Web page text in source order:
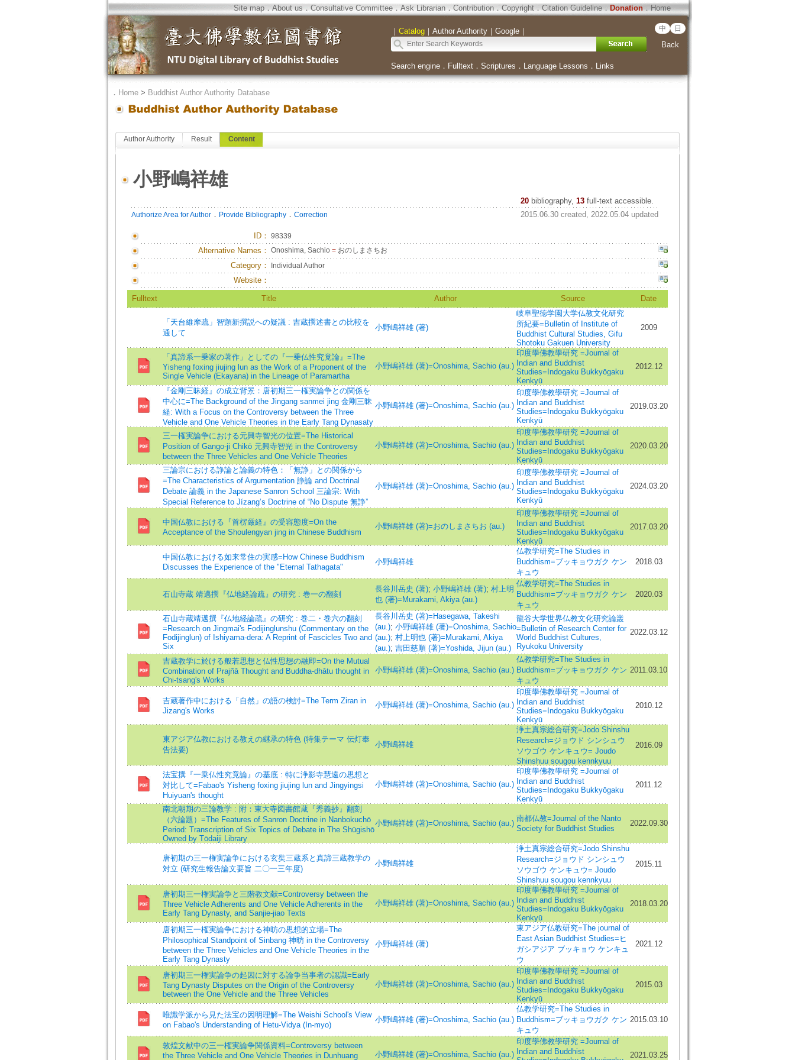
Site map．About us．Consultative Committee．Ask Librarian．Contribution．Copyright．Citation Guideline．Donation．Home
｜ Catalog｜ Author Authority｜ Google｜ 中 日
Back
Search engine． Fulltext． Scriptures ． Language Lessons ． Links
． Home> Buddhist Author Authority Database
Author Authority Result Content
小野嶋祥雄
20 bibliography, 13full-text accessible.
Authorize Area for Author． Provide Bibliography． Correction 2015.06.30 created, 2022.05.04 updated
ID： 98339
Alternative Names： Onoshima, Sachio =おのしまさちお
Category： Individual Author
Website：
Fulltext Title Author Source Date
「天台維摩疏」智顗新撰説への疑議 : 吉蔵撰述書との比較を
通して
小野嶋祥雄 (著)
岐阜聖徳学園大学仏教文化研究
所紀要=Bulletin of Institute of
Buddhist Cultural Studies, Gifu
Shotoku Gakuen University
2009
「真諦系一乗家の著作」としての『一乗仏性究竟論』=The
Yisheng foxing jiujing lun as the Work of a Proponent of the
Single Vehicle (Ekayana) in the Lineage of Paramartha
小野嶋祥雄 (著)=Onoshima, Sachio (au.)
印度學佛教學研究 =Journal of
Indian and Buddhist
Studies=Indogaku Bukkyōgaku
Kenkyū
2012.12
『金剛三昧経』の成立背景：唐初期三一権実論争との関係を
中心に=The Background of the Jingang sanmei jing 金剛三昧
経: With a Focus on the Controversy between the Three
Vehicle and One Vehicle Theories in the Early Tang Dynasaty
小野嶋祥雄 (著)=Onoshima, Sachio (au.)
印度學佛教學研究 =Journal of
Indian and Buddhist
Studies=Indogaku Bukkyōgaku
Kenkyū
2019.03.20
三一権実論争における元興寺智光の位置=The Historical
Position of Gango-ji Chikō 元興寺智光 in the Controversy
between the Three Vehicles and One Vehicle Theories
小野嶋祥雄 (著)=Onoshima, Sachio (au.)
印度學佛教學研究 =Journal of
Indian and Buddhist
Studies=Indogaku Bukkyōgaku
Kenkyū
2020.03.20
三論宗における諍論と論義の特色：「無諍」との関係から
=The Characteristics of Argumentation 諍論 and Doctrinal
Debate 論義 in the Japanese Sanron School 三論宗: With
Special Reference to Jízang’s Doctrine of “No Dispute 無諍”
小野嶋祥雄 (著)=Onoshima, Sachio (au.)
印度學佛教學研究 =Journal of
Indian and Buddhist
Studies=Indogaku Bukkyōgaku
Kenkyū
2024.03.20
中国仏教における『首楞厳経』の受容態度=On the
Acceptance of the Shoulengyan jing in Chinese Buddhism
小野嶋祥雄 (著)=おのしまさちお (au.)
印度學佛教學研究 =Journal of
Indian and Buddhist
Studies=Indogaku Bukkyōgaku
Kenkyū
2017.03.20
中国仏教における如来常住の実感=How Chinese Buddhism
Discusses the Experience of the "Eternal Tathagata"
小野嶋祥雄
仏教学研究=The Studies in
Buddhism=ブッキョウガク ケン
キュウ
2018.03
石山寺蔵 靖邁撰『仏地経論疏』の研究 : 巻一の翻刻
長谷川岳史 (著); 小野嶋祥雄 (著); 村上明
也 (著)=Murakami, Akiya (au.)
仏教学研究=The Studies in
Buddhism=ブッキョウガク ケン
キュウ
2020.03
石山寺蔵靖邁撰『仏地経論疏』の研究 : 巻二・巻六の翻刻
=Research on Jingmai's Fodijinglunshu (Commentary on the
Fodijinglun) of Ishiyama-dera: A Reprint of Fascicles Two and
Six
長谷川岳史 (著)=Hasegawa, Takeshi
(au.); 小野嶋祥雄 (著)=Onoshima, Sachio
(au.); 村上明也 (著)=Murakami, Akiya
(au.); 吉田慈順 (著)=Yoshida, Jijun (au.)
龍谷大学世界仏教文化研究論叢
=Bulletin of Research Center for
World Buddhist Cultures,
Ryukoku University
2022.03.12
吉蔵教学に於ける般若思想と仏性思想の融即=On the Mutual
Combination of Prajñā Thought and Buddha-dhātu thought in
Chi-tsang's Works
小野嶋祥雄 (著)=Onoshima, Sachio (au.)
仏教学研究=The Studies in
Buddhism=ブッキョウガク ケン
キュウ
2011.03.10
吉蔵著作中における「自然」の語の検討=The Term Ziran in
Jizang's Works
小野嶋祥雄 (著)=Onoshima, Sachio (au.)
印度學佛教學研究 =Journal of
Indian and Buddhist
Studies=Indogaku Bukkyōgaku
Kenkyū
2010.12
東アジア仏教における教えの継承の特色 (特集テーマ 伝灯奉
告法要)
小野嶋祥雄
浄土真宗総合研究=Jodo Shinshu
Research=ジョウド シンシュウ
ソウゴウ ケンキュウ= Joudo
Shinshuu sougou kennkyuu
2016.09
法宝撰『一乗仏性究竟論』の基底 : 特に浄影寺慧遠の思想と
対比して=Fabao's Yisheng foxing jiujing lun and Jingyingsi
Huiyuan's thought
小野嶋祥雄 (著)=Onoshima, Sachio (au.)
印度學佛教學研究 =Journal of
Indian and Buddhist
Studies=Indogaku Bukkyōgaku
Kenkyū
2011.12
南北朝期の三論教学 : 附：東大寺図書館葴『秀義抄』翻刻
（六論題）=The Features of Sanron Doctrine in Nanbokuchō
Period: Transcription of Six Topics of Debate in The Shūgishō
Owned by Tōdaiji Library
小野嶋祥雄 (著)=Onoshima, Sachio (au.)
南都仏教=Journal of the Nanto
Society for Buddhist Studies
2022.09.30
唐初期の三一権実論争における玄奘三蔵系と真諦三蔵教学の
対立 (研究生報告論文要旨 二〇一三年度)
小野嶋祥雄
浄土真宗総合研究=Jodo Shinshu
Research=ジョウド シンシュウ
ソウゴウ ケンキュウ= Joudo
Shinshuu sougou kennkyuu
2015.11
唐初期三一権実論争と三階教文献=Controversy between the
Three Vehicle Adherents and One Vehicle Adherents in the
Early Tang Dynasty, and Sanjie-jiao Texts
小野嶋祥雄 (著)=Onoshima, Sachio (au.)
印度學佛教學研究 =Journal of
Indian and Buddhist
Studies=Indogaku Bukkyōgaku
Kenkyū
2018.03.20
唐初期三一権実論争における神昉の思想的立場=The
Philosophical Standpoint of Sinbang 神昉 in the Controversy
between the Three Vehicles and One Vehicle Theories in the
Early Tang Dynasty
小野嶋祥雄 (著)
東アジア仏教研究=The journal of
East Asian Buddhist Studies=ヒ
ガシアジア ブッキョウ ケンキュ
ウ
2021.12
唐初期三一権実論争の起因に対する論争当事者の認識=Early
Tang Dynasty Disputes on the Origin of the Controversy
between the One Vehicle and the Three Vehicles
小野嶋祥雄 (著)=Onoshima, Sachio (au.)
印度學佛教學研究 =Journal of
Indian and Buddhist
Studies=Indogaku Bukkyōgaku
Kenkyū
2015.03
唯識学派から見た法宝の因明理解=The Weishi School's View
on Fabao's Understanding of Hetu-Vidya (In-myo)
小野嶋祥雄 (著)=Onoshima, Sachio (au.)
仏教学研究=The Studies in
Buddhism=ブッキョウガク ケン
キュウ
2015.03.10
敦煌文献中の三一権実論争関係資料=Controversy between
the Three Vehicle and One Vehicle Theories in Dunhuang
小野嶋祥雄 (著)=Onoshima, Sachio (au.)
印度學佛教學研究 =Journal of
Indian and Buddhist
2021.03.25